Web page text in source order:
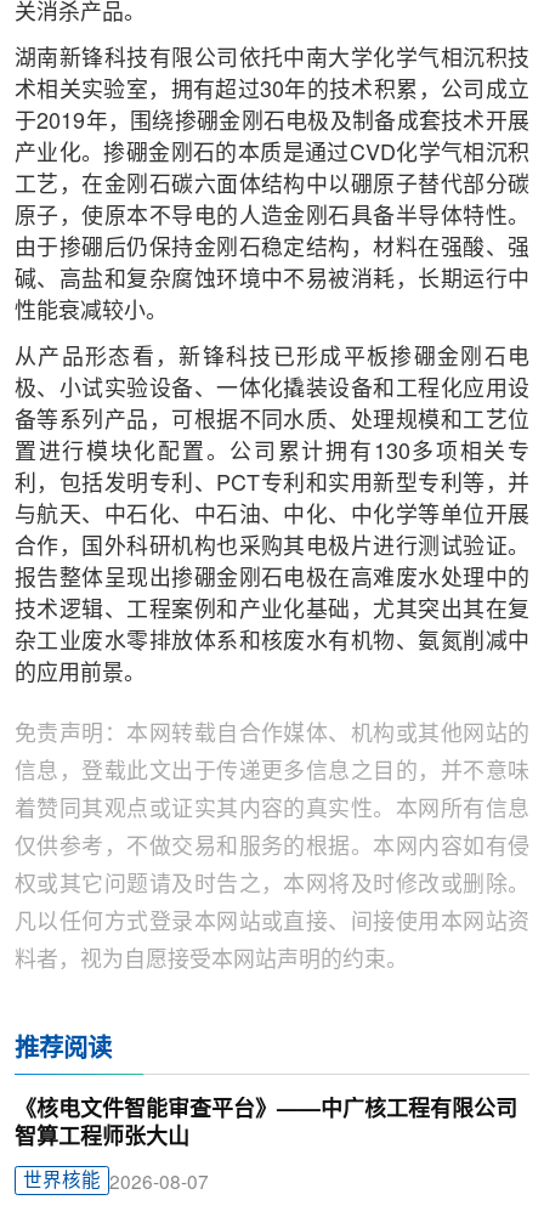
关消杀产品。
湖南新锋科技有限公司依托中南大学化学气相沉积技
术相关实验室，拥有超过30年的技术积累，公司成立
于2019年，围绕掺硼金刚石电极及制备成套技术开展
产业化。掺硼金刚石的本质是通过CVD化学气相沉积
工艺，在金刚石碳六面体结构中以硼原子替代部分碳
原子，使原本不导电的人造金刚石具备半导体特性。
由于掺硼后仍保持金刚石稳定结构，材料在强酸、强
碱、高盐和复杂腐蚀环境中不易被消耗，长期运行中
性能衰减较小。
从产品形态看，新锋科技已形成平板掺硼金刚石电
极、小试实验设备、一体化撬装设备和工程化应用设
备等系列产品，可根据不同水质、处理规模和工艺位
置进行模块化配置。公司累计拥有130多项相关专
利，包括发明专利、PCT专利和实用新型专利等，并
与航天、中石化、中石油、中化、中化学等单位开展
合作，国外科研机构也采购其电极片进行测试验证。
报告整体呈现出掺硼金刚石电极在高难废水处理中的
技术逻辑、工程案例和产业化基础，尤其突出其在复
杂工业废水零排放体系和核废水有机物、氨氮削减中
的应用前景。
免责声明：本网转载自合作媒体、机构或其他网站的
信息，登载此文出于传递更多信息之目的，并不意味
着赞同其观点或证实其内容的真实性。本网所有信息
仅供参考，不做交易和服务的根据。本网内容如有侵
权或其它问题请及时告之，本网将及时修改或删除。
凡以任何方式登录本网站或直接、间接使用本网站资
料者，视为自愿接受本网站声明的约束。
推荐阅读
《核电文件智能审查平台》——中广核工程有限公司
智算工程师张大山
世界核能 2026-08-07